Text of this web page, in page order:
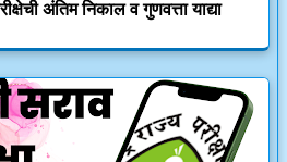
अंतिम निकाल व गुणवत्ता याद्या